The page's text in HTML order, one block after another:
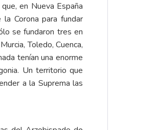
en Nueva España
Corona para fundar
se fundaron tres en
Toledo, Cuenca,
tenían una enorme
Un territorio que
a la Suprema las